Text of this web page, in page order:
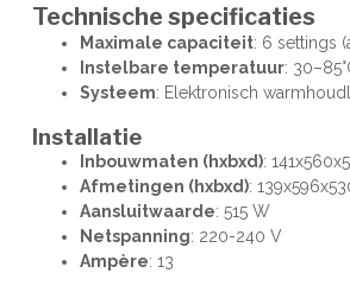
Technische specificaties
Maximale capaciteit: 6 settings
Instelbare temperatuur:
Systeem: Elektronisch
Installatie
Inbouwmaten (hxbxd):
Afmetingen (hxbxd):
Aansluitwaarde: 515 W
Netspanning: 220-240 V
Ampère: 13